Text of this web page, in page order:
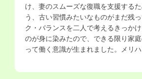
け、妻のスムーズな復職を支援する
う、古い習慣みたいなものがまだ残
ク・バランスを二人で考えるきっか
のが身に染みたので、できる限り家
って働く意識が生まれました。メリ